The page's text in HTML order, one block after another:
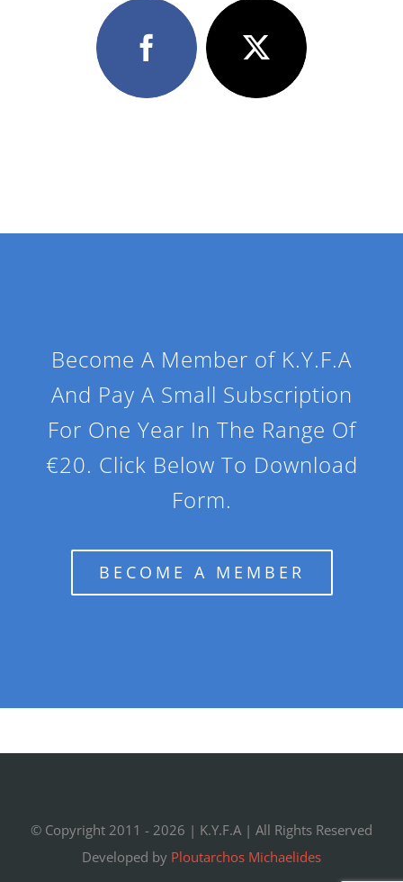
Become A Member of K.Y.F.A
And Pay A Small Subscription
For One Year In The Range Of
€20. Click Below To Download
Form.
BECOME A MEMBER
© Copyright 2011 - 2026 | K.Y.F.A| All Rights Reserved
Developed by Ploutarchos Michaelides